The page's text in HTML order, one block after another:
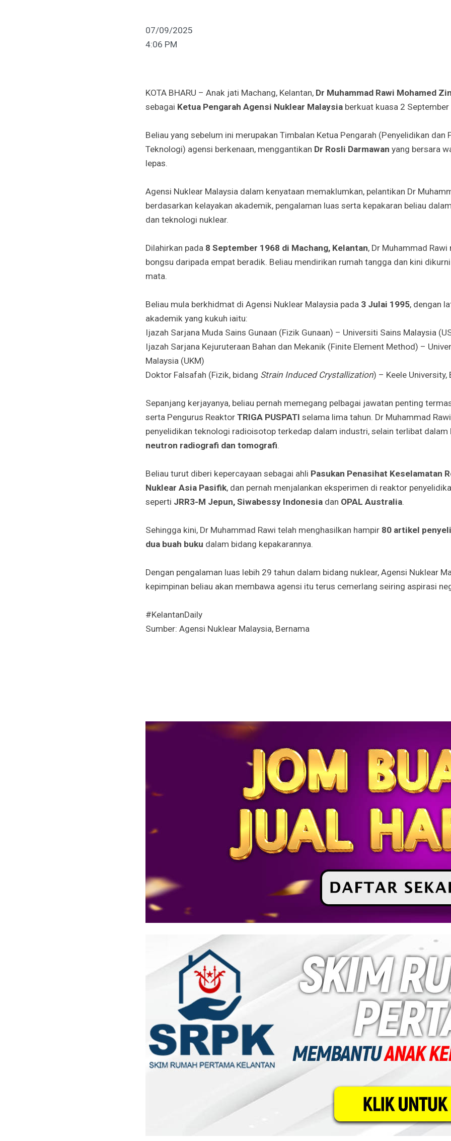
07/09/2025
4:06 PM
KOTA BHARU – Anak jati Machang, Kelantan, Dr Muhammad Rawi Mohamed
sebagai Ketua Pengarah Agensi Nuklear Malaysiaberkuat kuasa 2 September
Beliau yang sebelum ini merupakan Timbalan Ketua Pengarah (Penyelidikan dan
Teknologi) agensi berkenaan, menggantikan Dr Rosli Darmawan yang bersara
lepas.
Agensi Nuklear Malaysia dalam kenyataan memaklumkan, pelantikan Dr
berdasarkan kelayakan akademik, pengalaman luas serta kepakaran beliau
dan teknologi nuklear.
Dilahirkan pada 8 September 1968 di Machang, Kelantan, Dr Muhammad
bongsu daripada empat beradik. Beliau mendirikan rumah tangga dan kini
mata.
Beliau mula berkhidmat di Agensi Nuklear Malaysia pada 3 Julai 1995, dengan
akademik yang kukuh iaitu:
Ijazah Sarjana Muda Sains Gunaan (Fizik Gunaan) – Universiti Sains Malaysia
Ijazah Sarjana Kejuruteraan Bahan dan Mekanik (Finite Element Method) –
Malaysia (UKM)
Doktor Falsafah (Fizik, bidang Strain Induced Crystallization) – Keele University,
Sepanjang kerjayanya, beliau pernah memegang pelbagai jawatan penting
serta Pengurus Reaktor TRIGA PUSPATI selama lima tahun. Dr Muhammad
penyelidikan teknologi radioisotop terkedap dalam industri, selain terlibat
neutron radiografi dan tomografi.
Beliau turut diberi kepercayaan sebagai ahli Pasukan Penasihat Keselamatan
Nuklear Asia Pasifik, dan pernah menjalankan eksperimen di reaktor
seperti JRR3-M Jepun, Siwabessy Indonesiadan OPAL Australia.
Sehingga kini, Dr Muhammad Rawi telah menghasilkan hampir 80 artikel
dua buah buku dalam bidang kepakarannya.
Dengan pengalaman luas lebih 29 tahun dalam bidang nuklear, Agensi Nuklear
kepimpinan beliau akan membawa agensi itu terus cemerlang seiring aspirasi
#KelantanDaily
Sumber: Agensi Nuklear Malaysia, Bernama